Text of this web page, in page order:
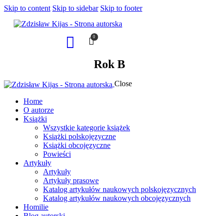
Skip to content Skip to sidebar Skip to footer
0
Rok B
Close
Home
O autorze
Książki
Wszystkie kategorie książek
Książki polskojęzyczne
Książki obcojęzyczne
Powieści
Artykuły
Artykuły
Artykuły prasowe
Katalog artykułów naukowych polskojęzycznych
Katalog artykułów naukowych obcojęzycznych
Homilie